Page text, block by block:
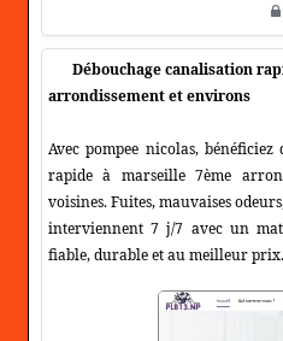
Débouchage canalisation
arrondissement et environs
Avec pompee nicolas,
rapide à marseille 7ème
voisines. Fuites, mauvaises
interviennent 7 j/7 avec un
fiable, durable et au meilleur prix.